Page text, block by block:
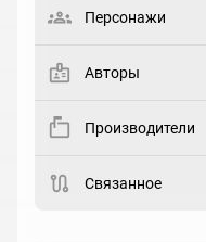
Рейтинг
Реакция
Персонажи
Авторы
Производители
Связанное